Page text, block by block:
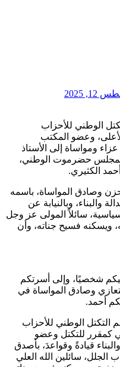
2025
وعضو المكتب
ومواساة إلى الأستاذ
لمجلس حضرموت الوطني،
الكثيري.
وصادق المواساة، باسمه
والبناء، وبالنيابة عن
سائلاً المولى عز وجل
ويسكنه فسيح جناته، وأن
شخصيًا، وإلى أسرتكم
وصادق المواساة في
أحمد.
التكتل الوطني للأحزاب
كمقرر للتكتل وعضو
قيادةً وقواعدَ، بأصدق
سائلين الله العلي